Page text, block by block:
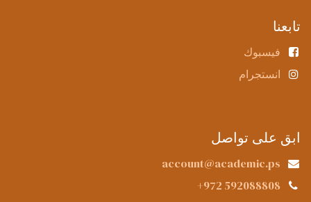
تابعنا
فيسبوك
انستجرام
ابق على تواصل
account@academic.ps
+972 592088808